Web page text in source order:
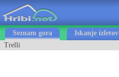
Seznam gora
Iskanje izletov
Trelli